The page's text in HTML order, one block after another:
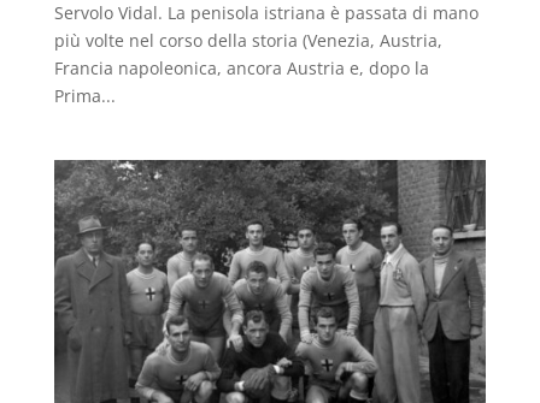
Servolo Vidal. La penisola istriana è passata di mano
più volte nel corso della storia (Venezia, Austria,
Francia napoleonica, ancora Austria e, dopo la
Prima...